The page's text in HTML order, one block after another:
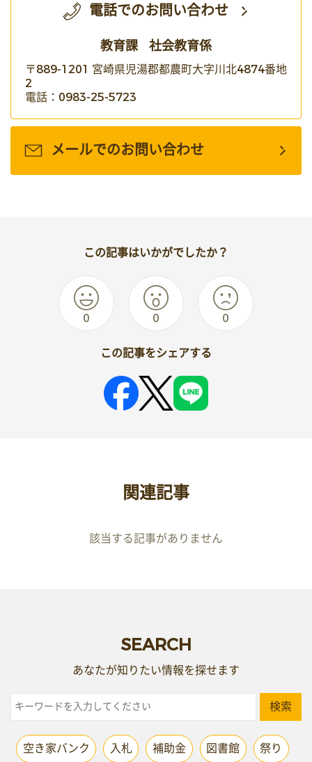
電話でのお問い合わせ
教育課 社会教育係
〒889-1201 宮崎県児湯郡都農町大字川北4874番地
2
電話：0983-25-5723
メールでのお問い合わせ
この記事はいかがでしたか？
0 0 0
この記事をシェアする
関連記事
該当する記事がありません
SEARCH
あなたが知りたい情報を探せます
検索
空き家バンク 入札 補助金 図書館 祭り